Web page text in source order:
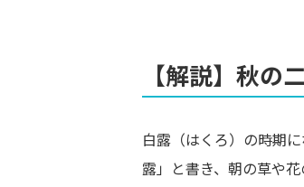
【解説】秋の
白露（はくろ）の時期
露」と書き、朝の草や